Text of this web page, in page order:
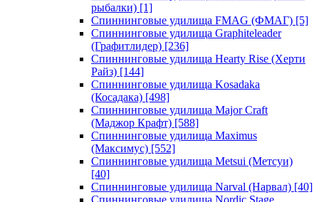
рыбалки) [1]
Спиннинговые удилища FMAG (ФМАГ) [5]
Спиннинговые удилища Graphiteleader
(Графитлидер) [236]
Спиннинговые удилища Hearty Rise (Херти
Райз) [144]
Спиннинговые удилища Kosadaka
(Косадака) [498]
Спиннинговые удилища Major Craft
(Маджор Крафт) [588]
Спиннинговые удилища Maximus
(Максимус) [552]
Спиннинговые удилища Metsui (Метсуи)
[40]
Спиннинговые удилища Narval (Нарвал) [40]